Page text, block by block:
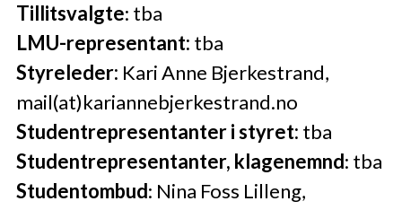
Tillitsvalgte: tba
LMU-representant: tba
Styreleder: Kari Anne Bjerkestrand,
mail(at)kariannebjerkestrand.no
Studentrepresentanter i styret: tba
Studentrepresentanter, klagenemnd: tba
Studentombud: Nina Foss Lilleng,